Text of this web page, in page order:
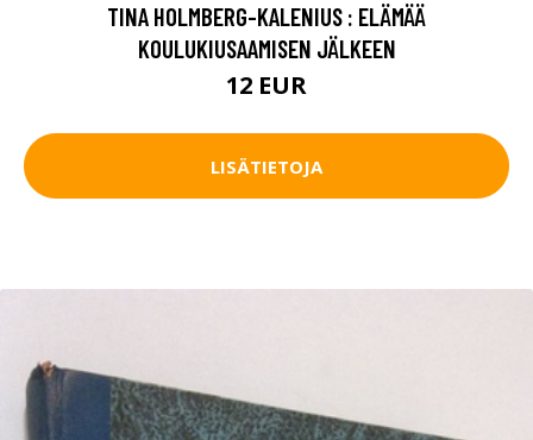
TINA HOLMBERG-KALENIUS : ELÄMÄÄ
KOULUKIUSAAMISEN JÄLKEEN
12 EUR
LISÄTIETOJA